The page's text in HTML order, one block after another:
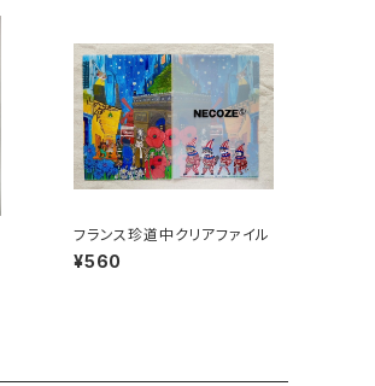
フランス珍道中クリアファイル
¥560